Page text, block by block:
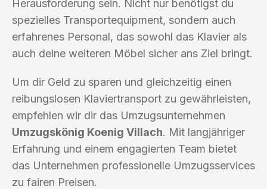
Herausforderung sein. Nicht nur benötigst du
spezielles Transportequipment, sondern auch
erfahrenes Personal, das sowohl das Klavier als
auch deine weiteren Möbel sicher ans Ziel bringt.
Um dir Geld zu sparen und gleichzeitig einen
reibungslosen Klaviertransport zu gewährleisten,
empfehlen wir dir das Umzugsunternehmen
Umzugskönig Koenig Villach. Mit langjähriger
Erfahrung und einem engagierten Team bietet
das Unternehmen professionelle Umzugsservices
zu fairen Preisen.